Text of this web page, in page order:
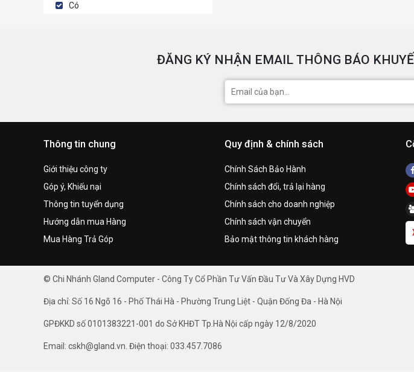
Có
ĐĂNG KÝ NHẬN EMAIL THÔNG BÁO
Thông tin chung
Giới thiệu công ty
Góp ý, Khiếu nại
Thông tin tuyển dụng
Hướng dẫn mua Hàng
Mua Hàng Trả Góp
Quy định & chính sách
Chính Sách Bảo Hành
Chính sách đổi, trả lại hàng
Chính sách cho doanh nghiệp
Chính sách vận chuyển
Bảo mật thông tin khách hàng
© Chi Nhánh Gland Computer - Công Ty Cổ Phần Tư Vấn Đầu Tư Và Xây Dựng HVD
Địa chỉ: Số 16 Ngõ 16 - Phố Thái Hà - Phường Trung Liệt - Quận Đống Đa - Hà Nội
GPĐKKD số 0101383221-001 do Sở KHĐT Tp.Hà Nội cấp ngày 12/8/2020
Email: cskh@gland.vn. Điện thoại: 033.457.7086